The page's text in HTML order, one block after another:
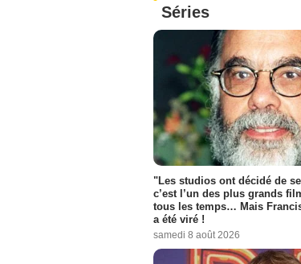
Séries
"Les studios ont décidé de
c’est l’un des plus grands
tous les temps… Mais
a été viré !
samedi 8 août 2026